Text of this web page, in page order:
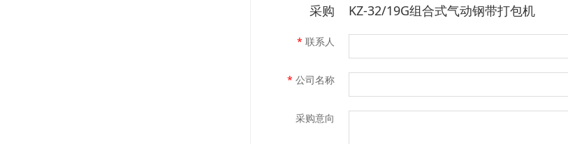
采购 KZ-32/19G组合式气动钢带打包机
* 联系人
* 公司名称
采购意向